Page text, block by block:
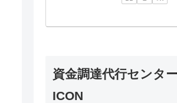
資金調達代行センタ
ICON